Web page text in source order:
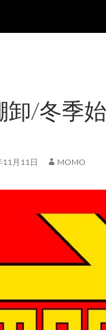
卸/冬季
月11日 MOMO